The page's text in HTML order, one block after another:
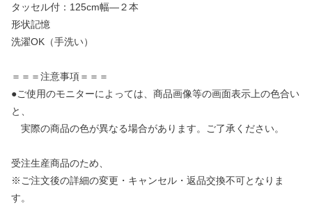
タッセル付：125cm幅—２本
形状記憶
洗濯OK（手洗い）
＝＝＝注意事項＝＝＝
●ご使用のモニターによっては、商品画像等の画面表示上の色合い
と、
実際の商品の色が異なる場合があります。ご了承ください。
受注生産商品のため、
※ご注文後の詳細の変更・キャンセル・返品交換不可となりま
す。